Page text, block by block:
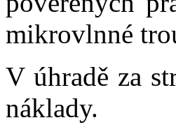
mikrovlnné
V úhradě za
náklady.